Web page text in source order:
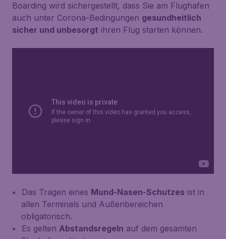
Boarding wird sichergestellt, dass Sie am Flughafen
auch unter Corona-Bedingungen gesundheitlich
sicher und unbesorgt ihren Flug starten können.
Das Tragen eines Mund-Nasen-Schutzes ist in
allen Terminals und Außenbereichen
obligatorisch.
Es gelten Abstandsregeln auf dem gesamten